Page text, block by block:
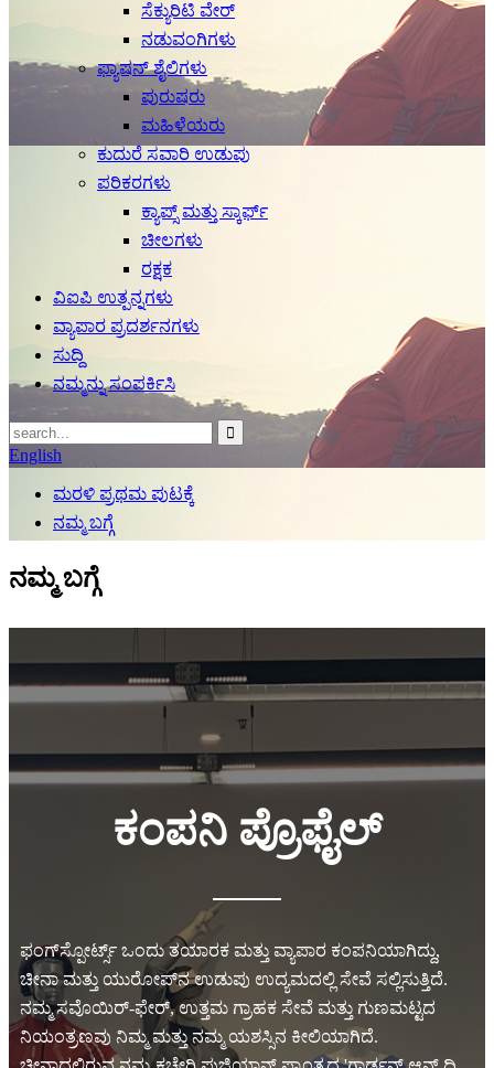
ಸೆಕ್ಯುರಿಟಿ ವೇರ್
ನಡುವಂಗಿಗಳು
ಫ್ಯಾಷನ್ ಶೈಲಿಗಳು
ಪುರುಷರು
ಮಹಿಳೆಯರು
ಕುದುರೆ ಸವಾರಿ ಉಡುಪು
ಪರಿಕರಗಳು
ಕ್ಯಾಪ್ಸ್ ಮತ್ತು ಸ್ಕಾರ್ಫ್
ಚೀಲಗಳು
ರಕ್ಷಕ
ವಿಐಪಿ ಉತ್ಪನ್ನಗಳು
ವ್ಯಾಪಾರ ಪ್ರದರ್ಶನಗಳು
ಸುದ್ದಿ
ನಮ್ಮನ್ನು ಸಂಪರ್ಕಿಸಿ
English
ಮರಳಿ ಪ್ರಥಮ ಪುಟಕ್ಕೆ
ನಮ್ಮ ಬಗ್ಗೆ
ನಮ್ಮ ಬಗ್ಗೆ
ಕಂಪನಿ ಪ್ರೊಫೈಲ್
ಫಂಗ್‌ಸ್ಪೋರ್ಟ್ಸ್ ಒಂದು ತಯಾರಕ ಮತ್ತು ವ್ಯಾಪಾರ ಕಂಪನಿಯಾಗಿದ್ದು,
ಚೀನಾ ಮತ್ತು ಯುರೋಪ್‌ನ ಉಡುಪು ಉದ್ಯಮದಲ್ಲಿ ಸೇವೆ ಸಲ್ಲಿಸುತ್ತಿದೆ.
ನಮ್ಮ ಸವೊಯಿರ್-ಫೇರ್, ಉತ್ತಮ ಗ್ರಾಹಕ ಸೇವೆ ಮತ್ತು ಗುಣಮಟ್ಟದ
ನಿಯಂತ್ರಣವು ನಿಮ್ಮ ಮತ್ತು ನಮ್ಮ ಯಶಸ್ಸಿನ ಕೀಲಿಯಾಗಿದೆ.